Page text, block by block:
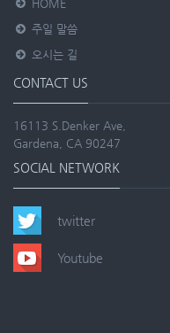
HOME
주일 말씀
오시는 길
CONTACT US
16113 S.Denker Ave,
Gardena, CA 90247
SOCIAL NETWORK
twitter
Youtube